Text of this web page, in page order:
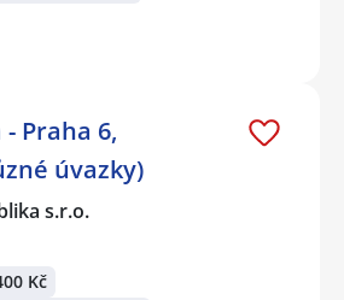
Praha 6,
úvazky)
s.r.o.
Kč